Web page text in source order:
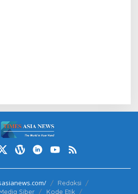
Redaksi
Siber
Kode Etik